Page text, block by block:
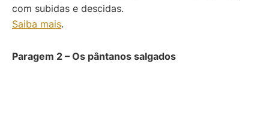
com subidas e descidas.
Saiba mais.
Paragem 2 – Os pântanos salgados